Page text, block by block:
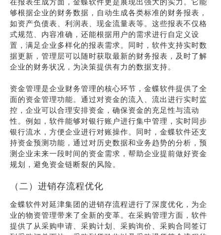
够根据企业的财务数据，自动生成各类标准的财务报表，
如资产负债表、利润表、现金流量表等。这些报表不仅格
式规范、内容准确，还能根据用户的需求进行自定义设
置，满足企业多样化的报表需求。同时，软件支持实时数
据更新，管理层可以随时获取最新的财务报表，及时了解
企业的财务状况，为决策提供有力的数据支持。
资金管理是企业财务管理的核心环节，金蝶软件提供了全
面的资金管理功能。通过对资金的流入、流出进行实时监
控，企业可以合理安排资金，确保资金的充足性与流动
性。例如，软件能够对银行账户进行集中管理，实时同步
银行流水，方便企业进行对账操作。同时，金蝶软件还支
持资金预测功能，通过对历史数据和业务趋势的分析，预
测企业未来一段时间的资金需求，帮助企业提前做好资金
规划，避免资金链断裂的风险。
（二）进销存流程优化
金蝶软件对延津集团的进销存流程进行了深度优化，为企
业的物资管理带来了全新的变革。在采购管理方面，软件
提供了从采购申请、采购计划、采购询价、采购合同签订